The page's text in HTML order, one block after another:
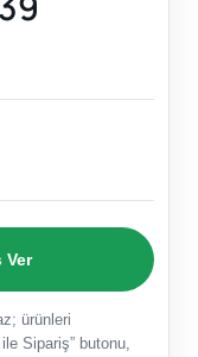
Ver
ürünleri
Sipariş” butonu,